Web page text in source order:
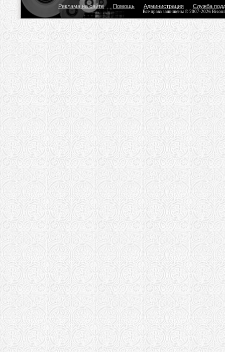
Реклама на сайте Помощь Администрация Служба
Все права защищены © 2007-2026